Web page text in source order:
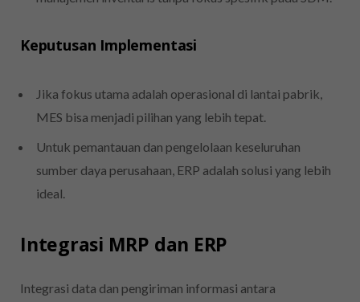
Keputusan Implementasi
Jika fokus utama adalah operasional di lantai pabrik,
MES bisa menjadi pilihan yang lebih tepat.
Untuk pemantauan dan pengelolaan keseluruhan
sumber daya perusahaan, ERP adalah solusi yang lebih
ideal.
Integrasi MRP dan ERP
Integrasi data dan pengiriman informasi antara